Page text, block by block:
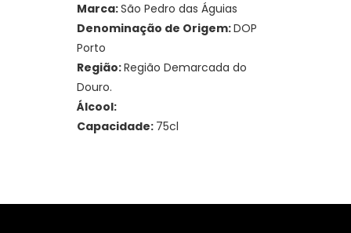
Marca:São Pedro das Águias
Denominação de Origem:DOP
Porto
Região:Região Demarcada do
Douro.
Álcool:
Capacidade: 75cl